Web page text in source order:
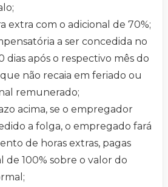
extra com o adicional de 70%;
a ser concedida no
dias após o respectivo mês do
não recaia em feriado ou
remunerado;
acima, se o empregador
a folga, o empregado fará
de horas extras, pagas
de 100% sobre o valor do